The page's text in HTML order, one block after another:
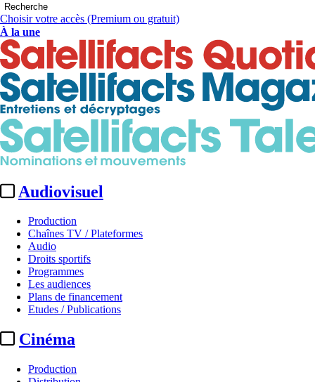
Recherche
Choisir votre accès (Premium ou gratuit)
À la une
Audiovisuel
Production
Chaînes TV / Plateformes
Audio
Droits sportifs
Programmes
Les audiences
Plans de financement
Etudes / Publications
Cinéma
Production